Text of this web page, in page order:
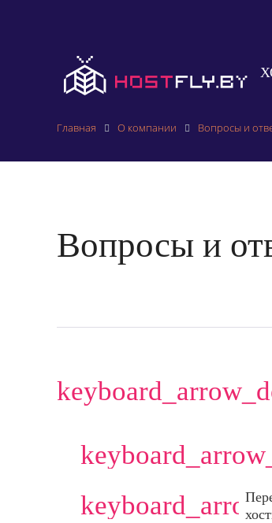
Главная О компании Вопросы и
Вопросы и